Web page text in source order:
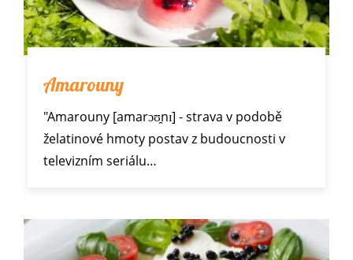
Amarouny
"Amarouny [amarɔʊ̯nɪ] - strava v podobě
želatinové hmoty postav z budoucnosti v
televizním seriálu…